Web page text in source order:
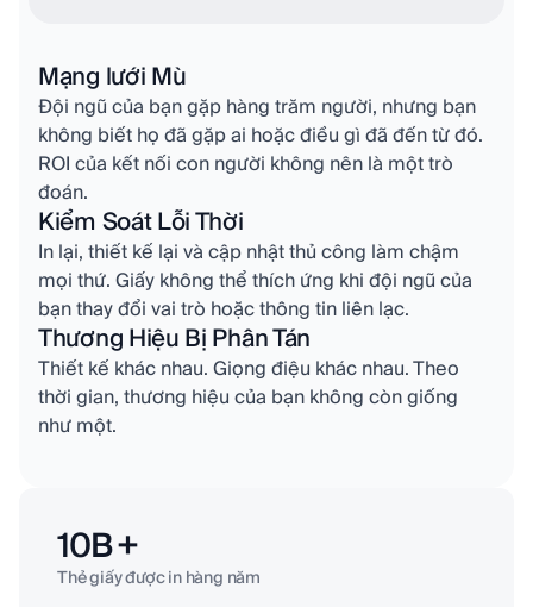
Mạng lưới Mù
Đội ngũ của bạn gặp hàng trăm người, nhưng bạn
không biết họ đã gặp ai hoặc điều gì đã đến từ đó.
ROI của kết nối con người không nên là một trò
đoán.
Kiểm Soát Lỗi Thời
In lại, thiết kế lại và cập nhật thủ công làm chậm
mọi thứ. Giấy không thể thích ứng khi đội ngũ của
bạn thay đổi vai trò hoặc thông tin liên lạc.
Thương Hiệu Bị Phân Tán
Thiết kế khác nhau. Giọng điệu khác nhau. Theo
thời gian, thương hiệu của bạn không còn giống
như một.
10B +
Thẻ giấy được in hàng năm